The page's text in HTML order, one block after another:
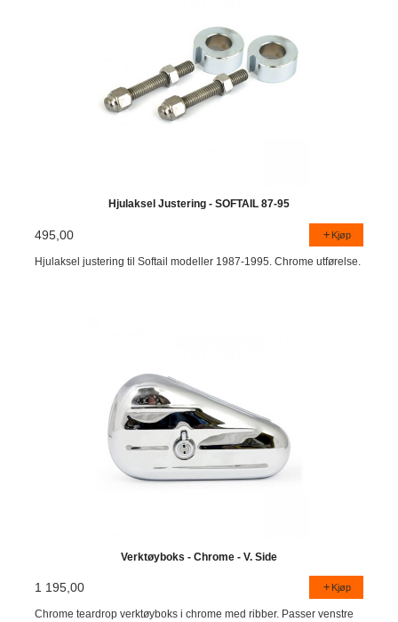
Hjulaksel Justering - SOFTAIL 87-95
495,00 Kjøp
Hjulaksel justering til Softail modeller 1987-1995. Chrome utførelse.
Verktøyboks - Chrome - V. Side
1 195,00 Kjøp
Chrome teardrop verktøyboks i chrome med ribber. Passer venstre